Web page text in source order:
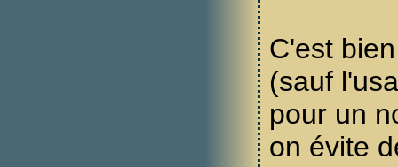
C'est
(sauf
pour un
on évite